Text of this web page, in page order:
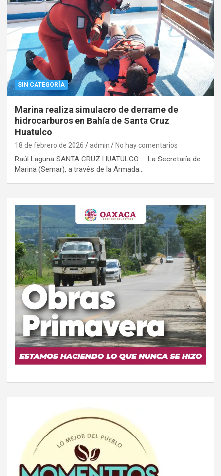
SIN CATEGORÍA
Marina realiza simulacro de derrame de
hidrocarburos en Bahía de Santa Cruz
Huatulco
18 de febrero de 2026 admin No hay comentarios
Raúl Laguna SANTA CRUZ HUATULCO. – La Secretaría de
Marina (Semar), a través de la Armada…